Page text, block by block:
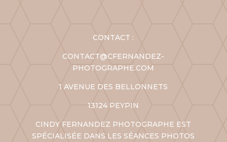
CONTACT :
CONTACT@CFERNANDEZ-
PHOTOGRAPHE.COM
1 AVENUE DES BELLONNETS
13124 PEYPIN
CINDY FERNANDEZ PHOTOGRAPHE EST
SPÉCIALISÉE DANS LES SÉANCES PHOTOS